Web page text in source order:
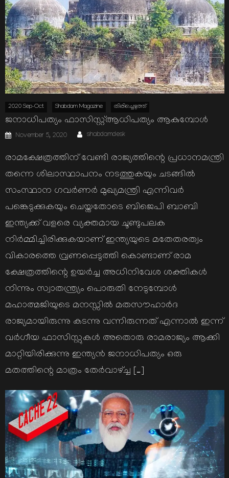
2020 Sep-Oct Shabdam Magazine തിരിച്ചെഴുത്ത്
ജനാധിപത്യം ഫാസിസ്റ്റ്ആധിപത്യം ആകുമ്പോൾ
Posted
on
November 5, 2020 Author
shabdamdesk
രാമക്ഷേത്രത്തിന് വേണ്ടി രാജ്യത്തിന്റെ പ്രധാനമന്ത്രി
തന്നെ ശിലാസ്ഥാപനം നടത്തുകയും ചടങ്ങിൽ
സംസ്ഥാന ഗവർണർ മുഖ്യമന്ത്രി എന്നിവർ
പങ്കെടുക്കുകയും ചെയ്തതോടെ ബിജെപി ബാബി
ഇന്ത്യക്ക് വളരെ വ്യക്തമായ ചൂണ്ടുപലക
നിർമ്മിച്ചിരിക്കുകയാണ് ഇന്ത്യയുടെ മതേതരത്വം
വികാരത്തെ വ്രണപ്പെടുത്തി കൊണ്ടാണ് രാമ
ക്ഷേത്രത്തിന്റെ ഉയർച്ച അധിനിവേശ ശക്തികൾ
നിന്നും സ്വാതന്ത്ര്യം പൊരുതി നേടുമ്പോൾ
മഹാത്മജിയുടെ മനസ്സിൽ മതസൗഹാർദ
രാജ്യമായിരുന്നു കടന്നു വന്നിരുന്നത് എന്നാൽ ഇന്ന്
വർഗീയ ഫാസിസ്റ്റുകൾ അതൊരു രാമരാജ്യം ആക്കി
മാറ്റിയിരിക്കുന്നു ഇന്ത്യൻ ജനാധിപത്യം ഒരു
മതത്തിന്റെ മാത്രം തേർവാഴ്ച്ച […]